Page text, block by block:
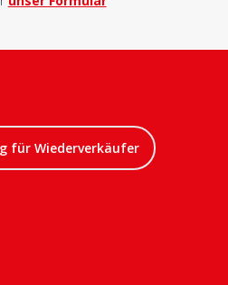
für Wiederverkäufer